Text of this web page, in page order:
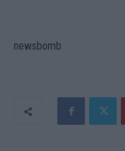
newsbomb